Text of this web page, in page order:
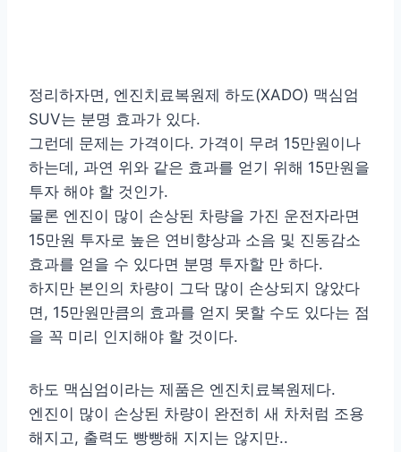
정리하자면, 엔진치료복원제 하도(XADO) 맥심엄
SUV는 분명 효과가 있다.
그런데 문제는 가격이다. 가격이 무려 15만원이나
하는데, 과연 위와 같은 효과를 얻기 위해 15만원을
투자 해야 할 것인가.
물론 엔진이 많이 손상된 차량을 가진 운전자라면
15만원 투자로 높은 연비향상과 소음 및 진동감소
효과를 얻을 수 있다면 분명 투자할 만 하다.
하지만 본인의 차량이 그닥 많이 손상되지 않았다
면, 15만원만큼의 효과를 얻지 못할 수도 있다는 점
을 꼭 미리 인지해야 할 것이다.
하도 맥심엄이라는 제품은 엔진치료복원제다.
엔진이 많이 손상된 차량이 완전히 새 차처럼 조용
해지고, 출력도 빵빵해 지지는 않지만..